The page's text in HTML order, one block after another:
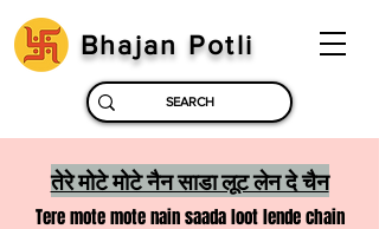
Bhajan Potli
तेरे मोटे मोटे नैन साडा लूट लेन दे चैन
Tere mote mote nain saada loot lende chain